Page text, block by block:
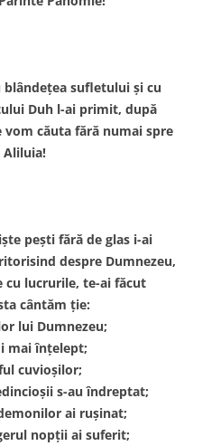
sufletului şi cu
Duh l-ai primit, după
vom căuta fără numai spre
Aliluia!
peşti fără de glas i-ai
despre Dumnezeu,
cu lucrurile, te-ai făcut
cântăm ţie:
lui Dumnezeu;
mai înţelept;
cuvioşilor;
s-au îndreptat;
ai ruşinat;
nopţii ai suferit;